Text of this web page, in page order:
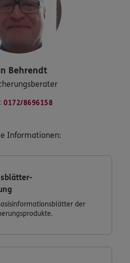
Behrendt
0172/8696158
Informationen:
der